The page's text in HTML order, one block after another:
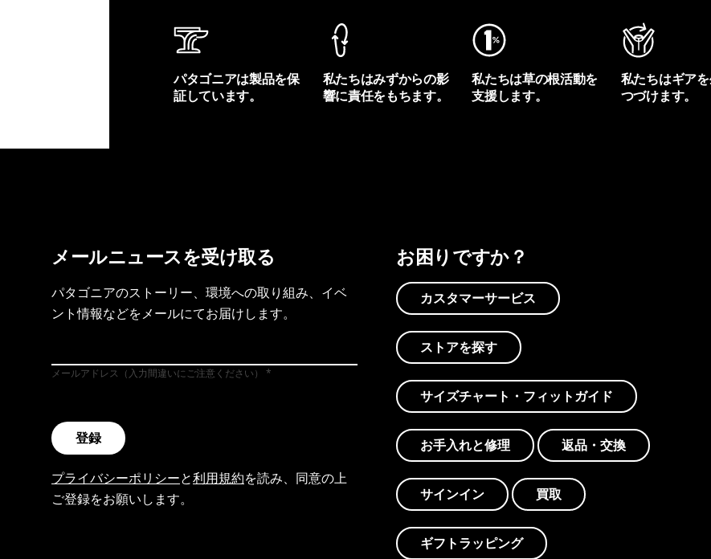
パタゴニアは製品を保
証しています。
私たちはみずからの影
響に責任をもちます。
私たちは草の根活動を
支援します。
私たちはギア
つづけます。
メールニュースを受け取る
パタゴニアのストーリー、環境への取り組み、イベ
ント情報などをメールにてお届けします。
メールアドレス（入力間違いにご注意ください）
登録
プライバシーポリシーと利用規約を読み、同意の上
ご登録をお願いします。
お困りですか？
カスタマーサービス
ストアを探す
サイズチャート・フィットガイド
お手入れと修理 返品・交換
サインイン 買取
ギフトラッピング